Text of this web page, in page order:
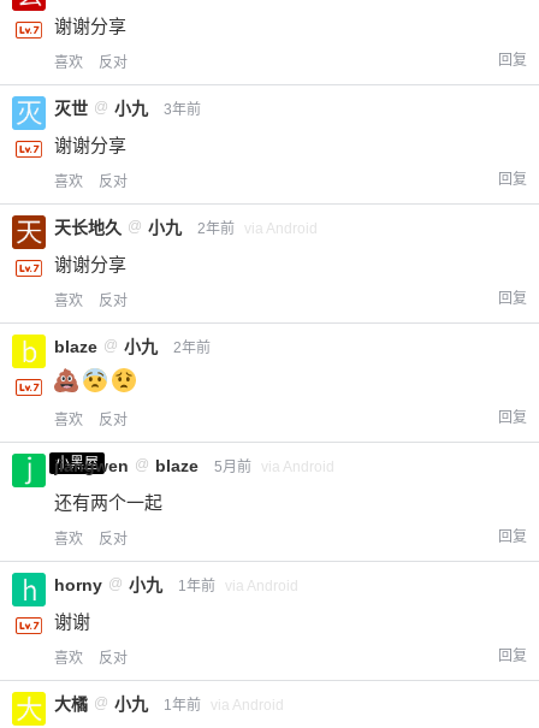
给-熊本熊-打赏
2
20 50 元
谢谢分享
喜欢 反对 回复
灭世 @ 小九 3年前
谢谢分享
喜欢 反对 回复
天长地久 @ 小九 2年前 via Android
谢谢分享
喜欢 反对 回复
blaze @ 小九 2年前
喜欢 反对 回复
小黑屋
jiangwen @ blaze 5月前 via Android
还有两个一起
喜欢 反对 回复
horny @ 小九 1年前 via Android
谢谢
喜欢 反对 回复
大橘 @ 小九 1年前 via Android